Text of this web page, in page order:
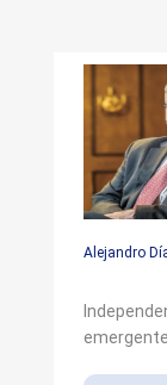
Alejandro